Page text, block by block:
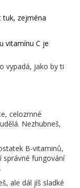
tuk, zejména
vitamínu C je
vypadá, jako by ti
celozrnné
Nezhubneš,
B-vitaminů,
správné fungování
ale dál jíš sladké